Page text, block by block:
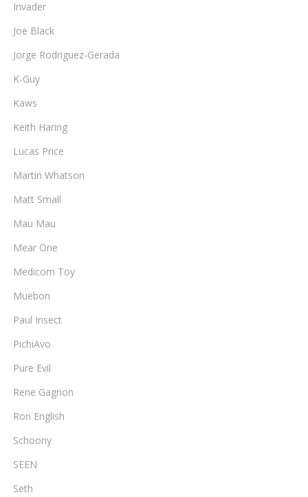
Invader
Joe Black
Jorge Rodriguez-Gerada
K-Guy
Kaws
Keith Haring
Lucas Price
Martin Whatson
Matt Small
Mau Mau
Mear One
Medicom Toy
Muebon
Paul Insect
PichiAvo
Pure Evil
Rene Gagnon
Ron English
Schoony
SEEN
Seth